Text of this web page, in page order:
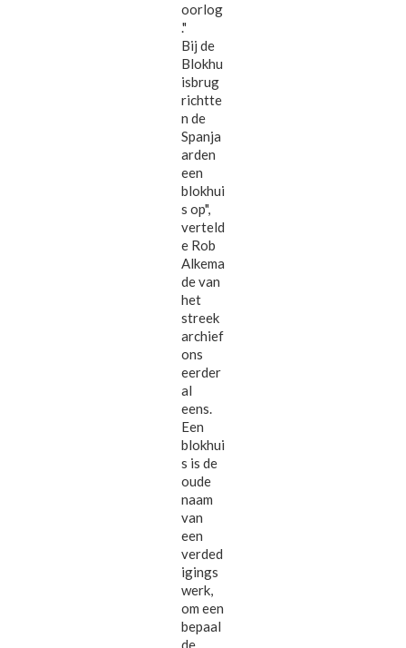
oorlog
."
Bij de
Blokhu
isbrug
richtte
n de
Spanja
arden
een
blokhui
s op",
verteld
e Rob
Alkema
de van
het
streek
archief
ons
eerder
al
eens.
Een
blokhui
s is de
oude
naam
van
een
verded
igings
werk,
om een
bepaal
de